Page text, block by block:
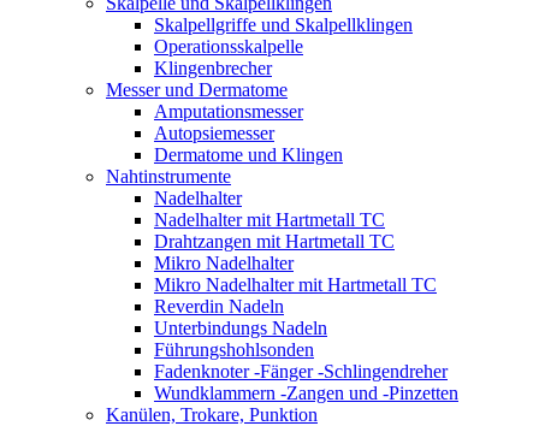
Skalpellgriffe und Skalpellklingen
Operationsskalpelle
Klingenbrecher
Messer und Dermatome
Amputationsmesser
Autopsiemesser
Dermatome und Klingen
Nahtinstrumente
Nadelhalter
Nadelhalter mit Hartmetall TC
Drahtzangen mit Hartmetall TC
Mikro Nadelhalter
Mikro Nadelhalter mit Hartmetall TC
Reverdin Nadeln
Unterbindungs Nadeln
Führungshohlsonden
Fadenknoter -Fänger -Schlingendreher
Wundklammern -Zangen und -Pinzetten
Kanülen, Trokare, Punktion